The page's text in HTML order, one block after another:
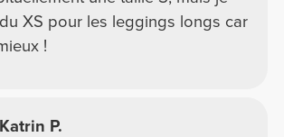
XS pour les leggings longs car
!
Katrin P.